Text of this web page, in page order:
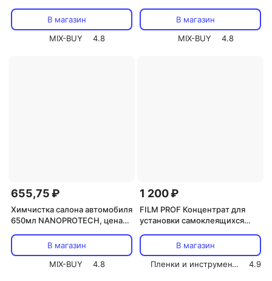
В магазин
MIX-BUY
4.8
В магазин
MIX-BUY
4.8
655,75 ₽
Химчистка салона автомобиля
650мл NANOPROTECH, цена
В магазин
MIX-BUY
4.8
1 200 ₽
FILM PROF Концентрат для
установки самоклеящихся
В магазин
Пленки и инструмент СОЛАРТЕК
4.9